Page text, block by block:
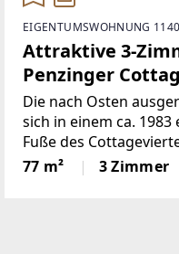
EIGENTUMSWOHNUNG
Attraktive 3-
Penzinger
Die nach Osten
sich in einem ca.
Fuße des
Westausläufer des
große Wohnung liegt
77 m² 3 Zimmer